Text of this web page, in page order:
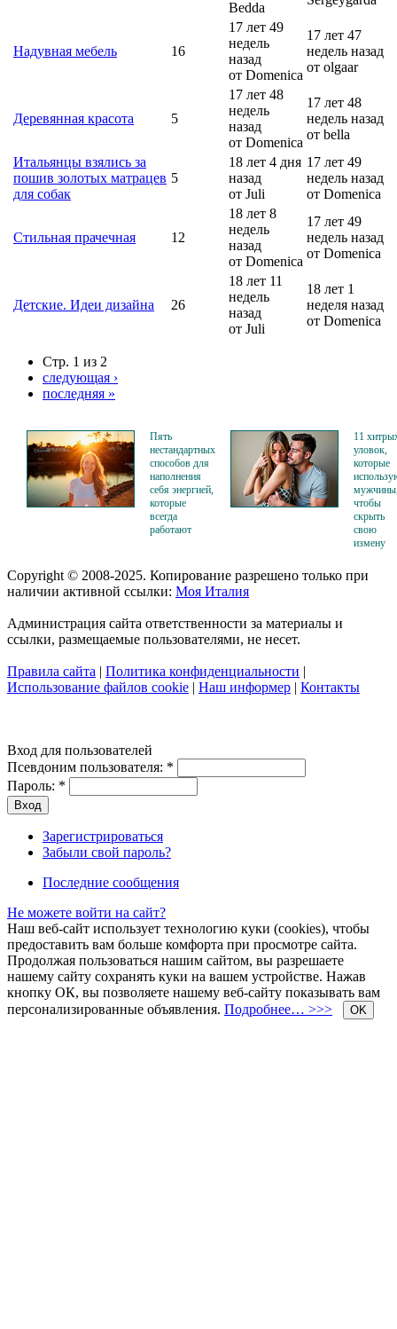
Bedda
Надувная мебель 16
17 лет 49
недель
назад
от Domenica
17 лет 47
недель назад
от olgaar
Деревянная красота 5
17 лет 48
недель
назад
от Domenica
17 лет 48
недель назад
от bella
Итальянцы взялись за
пошив золотых матрацев
для собак
5
18 лет 4 дня
назад
от Juli
17 лет 49
недель назад
от Domenica
Стильная прачечная 12
18 лет 8
недель
назад
от Domenica
17 лет 49
недель назад
от Domenica
Детские. Идеи дизайна 26
18 лет 11
недель
назад
от Juli
18 лет 1
неделя назад
от Domenica
Стр. 1 из 2
следующая ›
последняя »
Пять
нестандартных
способов для
наполнения
себя энергией,
которые
всегда
работают
11
уловок,
которые
чтобы
скрыть
свою
измену
Copyright © 2008-2025. Копирование разрешено только при
наличии активной ссылки: Моя Италия
Администрация сайта ответственности за материалы и
ссылки, размещаемые пользователями, не несет.
Правила сайта | Политика конфиденциальности |
Использование файлов cookie | Наш информер | Контакты
Вход для пользователей
Псевдоним пользователя: *
Пароль: *
Зарегистрироваться
Забыли свой пароль?
Последние сообщения
Не можете войти на сайт?
Наш веб-сайт использует технологию куки (cookies), чтобы
предоставить вам больше комфорта при просмотре сайта.
Продолжая пользоваться нашим сайтом, вы разрешаете
нашему сайту сохранять куки на вашем устройстве. Нажав
кнопку ОК, вы позволяете нашему веб-сайту показывать вам
персонализированные объявления. Подробнее… >>> OK